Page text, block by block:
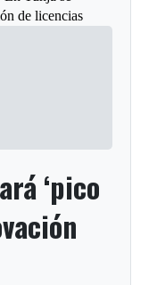
de licencias
‘pico